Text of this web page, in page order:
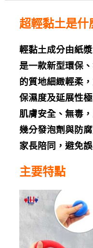
超輕黏土是什
輕黏土成分由紙
是一款新型環保
的質地細緻輕柔
保濕度及延展性
肌膚安全、無毒
幾分發泡劑與防
家長陪同，避免
主要特點